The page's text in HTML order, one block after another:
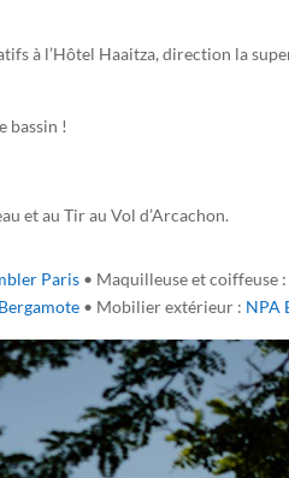
à l’Hôtel Haaitza, direction la
bassin !
et au Tir au Vol d’Arcachon.
Paris• Maquilleuse et coiffeuse :
• Mobilier extérieur : NPA